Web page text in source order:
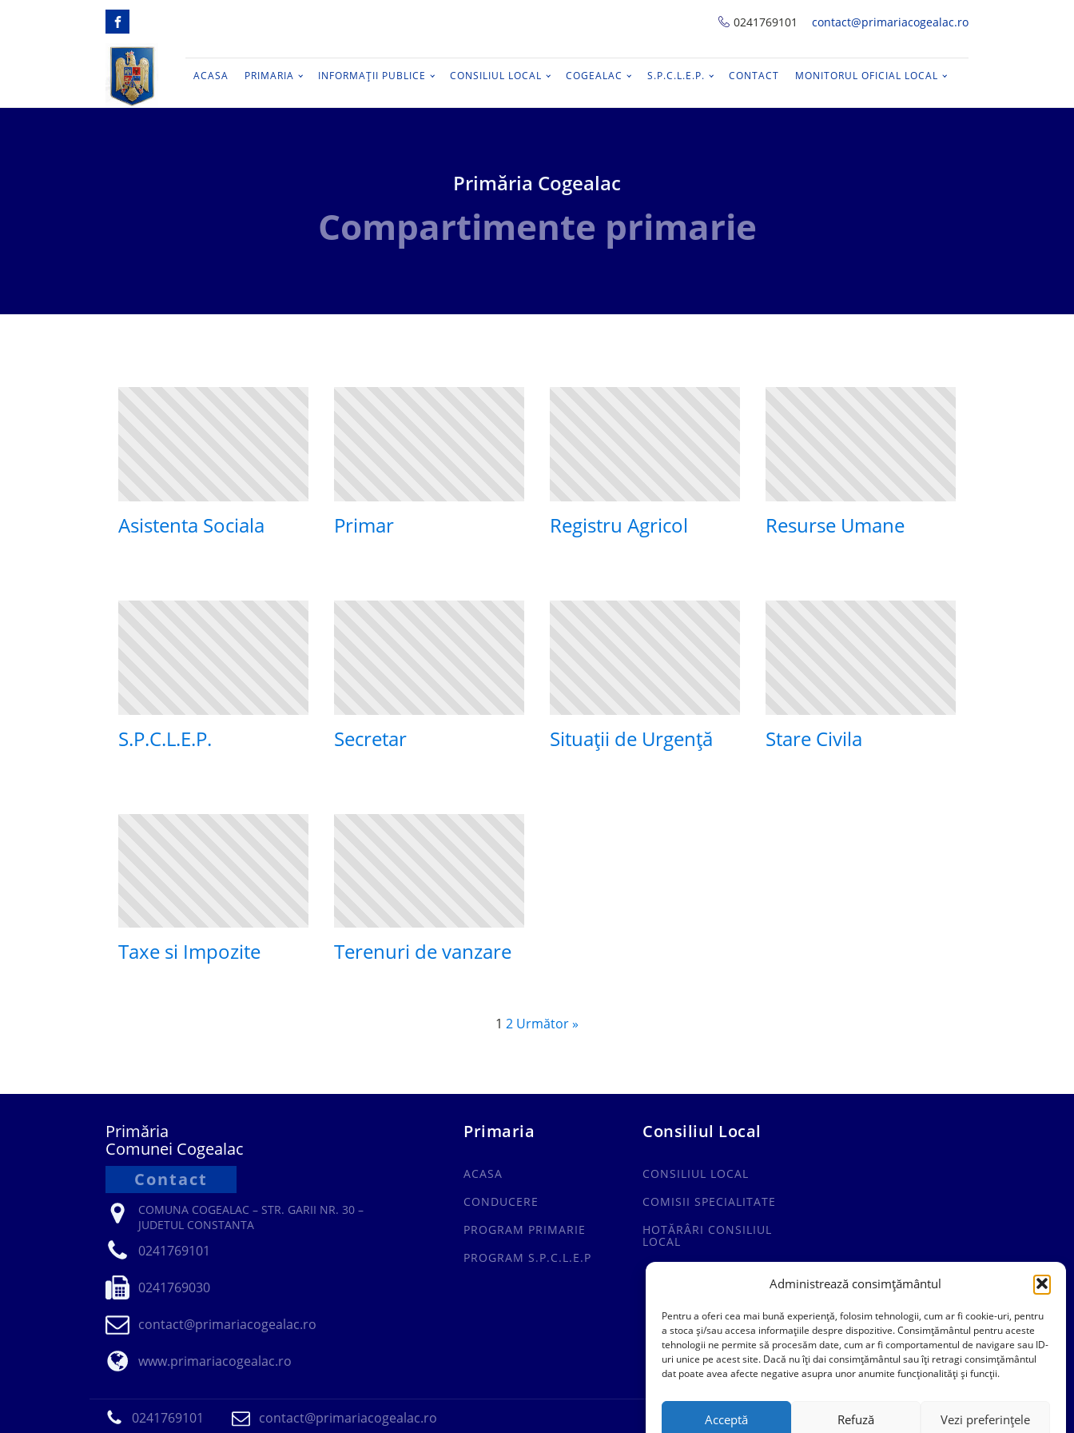
Administrează consimțământul
Pentru a oferi cea mai bună experiență, folosim tehnologii, cum ar fi cookie-uri, pentru
a stoca și/sau accesa informațiile despre dispozitive. Consimțământul pentru aceste
tehnologii ne permite să procesăm date, cum ar fi comportamentul de navigare sau ID-
uri unice pe acest site. Dacă nu îți dai consimțământul sau îți retragi consimțământul
dat poate avea afecte negative asupra unor anumite funcționalități și funcții.
Acceptă Refuză Vezi preferințele
0241769101 contact@primariacogealac.ro
ACASA PRIMARIA INFORMAȚII PUBLICE CONSILIUL LOCAL COGEALAC S.P.C.L.E.P. CONTACT MONITORUL OFICIAL LOCAL
Primăria Cogealac
Compartimente primarie
Asistenta Sociala Primar Registru Agricol Resurse Umane
S.P.C.L.E.P. Secretar Situații de Urgență Stare Civila
Taxe si Impozite Terenuri de vanzare
1 2 Următor »
Primăria
Comunei Cogealac
Contact
COMUNA COGEALAC – STR. GARII NR. 30 –
JUDETUL CONSTANTA
0241769101
0241769030
contact@primariacogealac.ro
www.primariacogealac.ro
Primaria
ACASA
CONDUCERE
PROGRAM PRIMARIE
PROGRAM S.P.C.L.E.P
Consiliul Local
CONSILIUL LOCAL
COMISII SPECIALITATE
HOTĂRÂRI CONSILIUL
LOCAL
0241769101 contact@primariacogealac.ro